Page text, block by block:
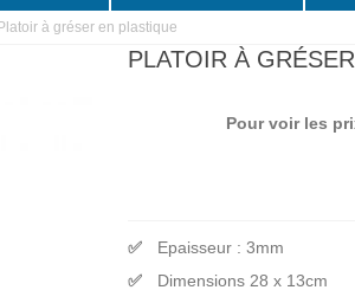
Platoir à gréser en plastique
PLATOIR À
Pour voir les
Epaisseur : 3mm
Dimensions 28 x 13cm